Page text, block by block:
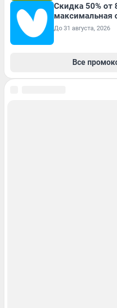
Скидка 50% от
максимальная
До 31 августа, 2026
Все